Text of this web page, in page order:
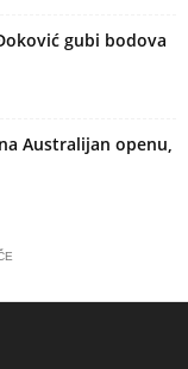
Đoković gubi bodova
Australijan openu,